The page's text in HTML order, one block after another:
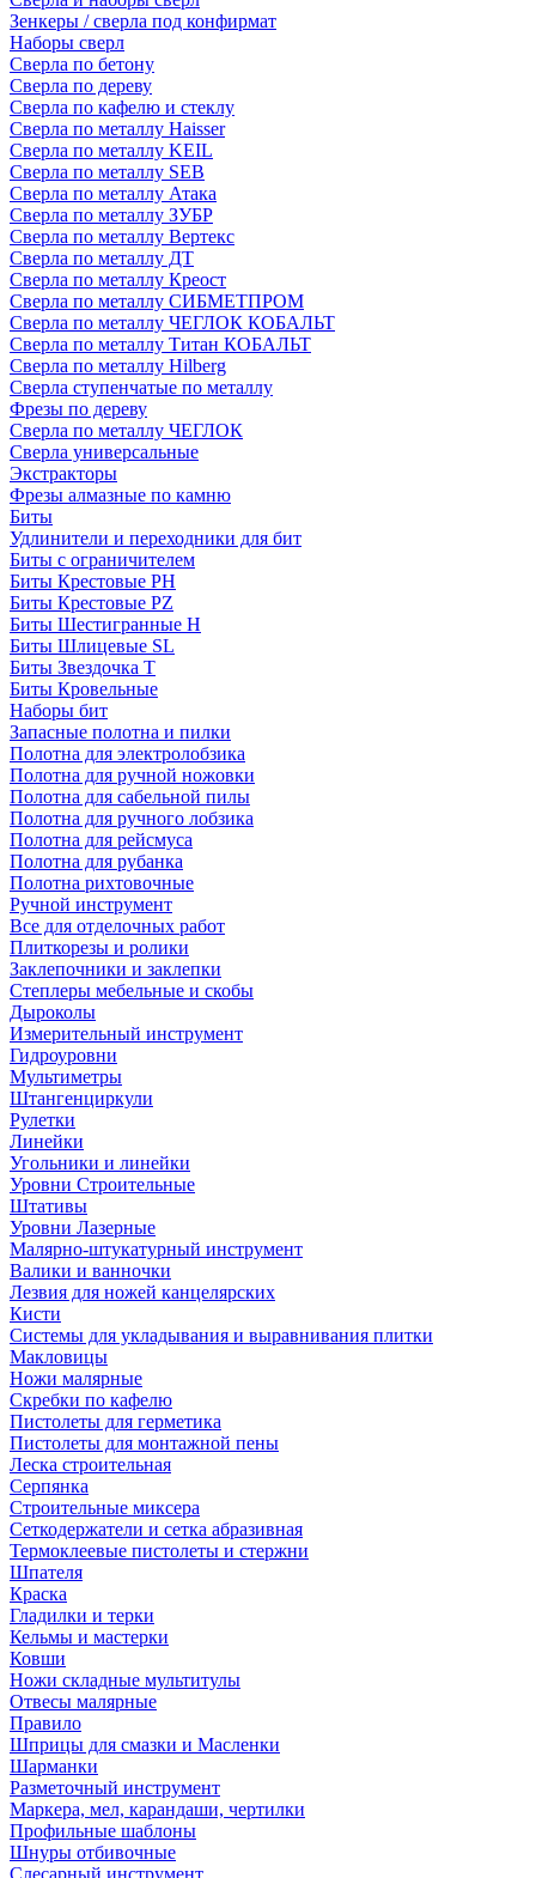
Зенкеры / сверла под конфирмат
Наборы сверл
Сверла по бетону
Сверла по дереву
Сверла по кафелю и стеклу
Сверла по металлу Haisser
Сверла по металлу KEIL
Сверла по металлу SEB
Сверла по металлу Атака
Сверла по металлу ЗУБР
Сверла по металлу Вертекс
Сверла по металлу ДТ
Сверла по металлу Креост
Сверла по металлу СИБМЕТПРОМ
Сверла по металлу ЧЕГЛОК КОБАЛЬТ
Сверла по металлу Титан КОБАЛЬТ
Сверла по металлу Hilberg
Сверла ступенчатые по металлу
Фрезы по дереву
Сверла по металлу ЧЕГЛОК
Сверла универсальные
Экстракторы
Фрезы алмазные по камню
Биты
Удлинители и переходники для бит
Биты с ограничителем
Биты Крестовые PH
Биты Крестовые PZ
Биты Шестигранные H
Биты Шлицевые SL
Биты Звездочка T
Биты Кровельные
Наборы бит
Запасные полотна и пилки
Полотна для электролобзика
Полотна для ручной ножовки
Полотна для сабельной пилы
Полотна для ручного лобзика
Полотна для рейсмуса
Полотна для рубанка
Полотна рихтовочные
Ручной инструмент
Все для отделочных работ
Плиткорезы и ролики
Заклепочники и заклепки
Степлеры мебельные и скобы
Дыроколы
Измерительный инструмент
Гидроуровни
Мультиметры
Штангенциркули
Рулетки
Линейки
Угольники и линейки
Уровни Строительные
Штативы
Уровни Лазерные
Малярно-штукатурный инструмент
Валики и ванночки
Лезвия для ножей канцелярских
Кисти
Системы для укладывания и выравнивания плитки
Макловицы
Ножи малярные
Скребки по кафелю
Пистолеты для герметика
Пистолеты для монтажной пены
Леска строительная
Серпянка
Строительные миксера
Сеткодержатели и сетка абразивная
Термоклеевые пистолеты и стержни
Шпателя
Краска
Гладилки и терки
Кельмы и мастерки
Ковши
Ножи складные мультитулы
Отвесы малярные
Правило
Шприцы для смазки и Масленки
Шарманки
Разметочный инструмент
Маркера, мел, карандаши, чертилки
Профильные шаблоны
Шнуры отбивочные
Слесарный инструмент